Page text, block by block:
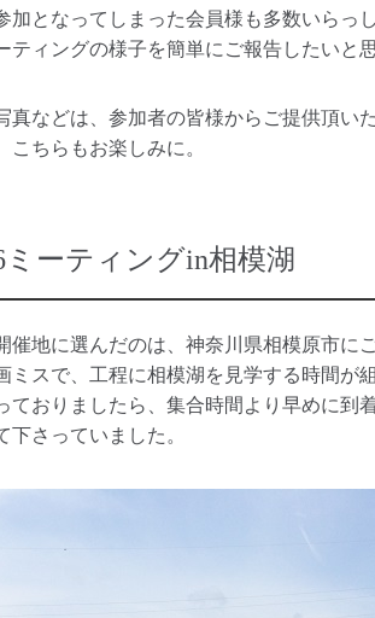
加となってしまった会員様も多数いらっ
ティングの様子を簡単にご報告したいと思
真などは、参加者の皆様からご提供頂い
ちらもお楽しみに。
ミーティングin相模湖
催地に選んだのは、神奈川県相模原市に
ミスで、工程に相模湖を見学する時間が
ておりましたら、集合時間より早めに到
さっていました。